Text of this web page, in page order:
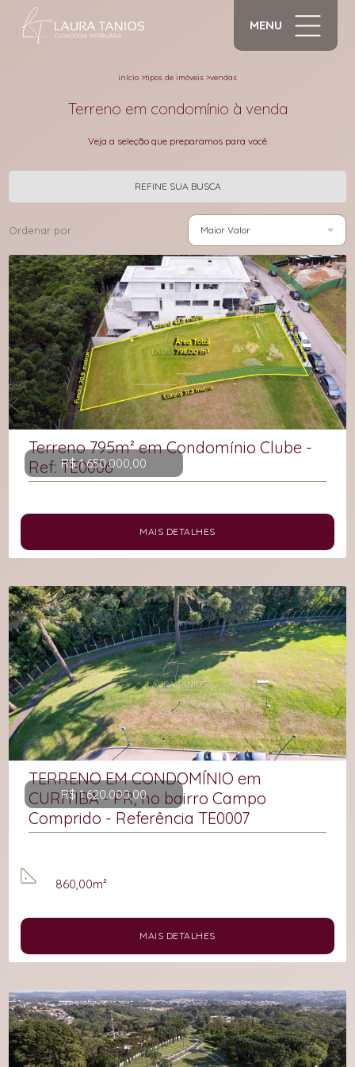
MENU
início >tipos de imóveis >vendas
Terreno em condomínio à venda
Veja a seleção que preparamos para você
REFINE SUA BUSCA
Ordenar por Maior Valor
R$ 1.650.000,00
Terreno 795m² em Condomínio Clube -
Ref: TE0006
MAIS DETALHES
R$ 1.620.000,00
TERRENO EM CONDOMÍNIO em
CURITIBA - PR, no bairro Campo
Comprido - Referência TE0007
860,00m²
MAIS DETALHES